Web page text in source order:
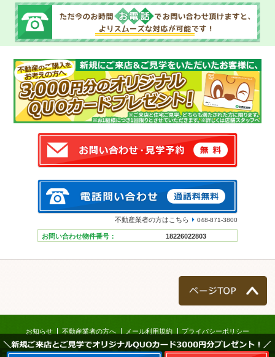
不動産業者の方はこちら 048-871-3800
お問い合わせ物件番号： 18226022803
＼新規ご来店とご見学でオリジナルQUOカード3000円分プレゼント！／
お知らせ 不動産業者の方へ メール利用規約 プライバシーポリシー